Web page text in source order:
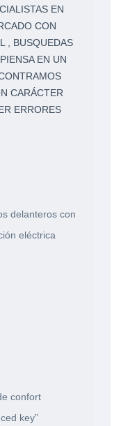
EN
CON
, BUSQUEDAS
EN UN
CARÁCTER
ERRORES
delanteros con
eléctrica
confort
key”